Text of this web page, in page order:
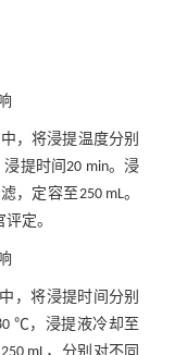
，将浸提温度分别
提时间20 min。浸
定容至250 mL。
定。
，将浸提时间分别
℃，浸提液冷却至